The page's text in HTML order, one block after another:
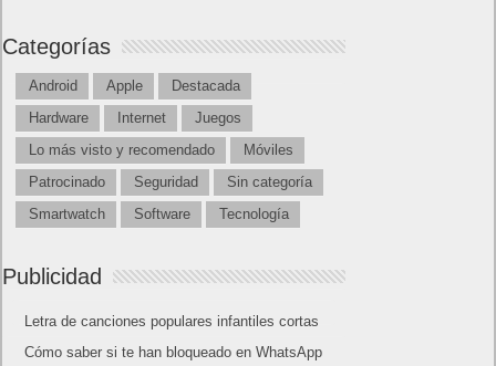
Categorías
Android Apple
Destacada
Hardware
Internet
Juegos
Lo más visto y recomendado
Móviles
Patrocinado
Seguridad
Sin categoría
Smartwatch
Software Tecnología
Publicidad
Letra de canciones populares infantiles cortas
Cómo saber si te han bloqueado en WhatsApp